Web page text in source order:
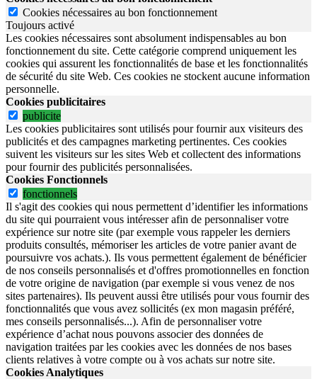
Cookies nécessaires au bon fonctionnement
Toujours activé
Les cookies nécessaires sont absolument indispensables au bon
fonctionnement du site. Cette catégorie comprend uniquement les
cookies qui assurent les fonctionnalités de base et les fonctionnalités
de sécurité du site Web. Ces cookies ne stockent aucune information
personnelle.
Cookies publicitaires
publicite
Les cookies publicitaires sont utilisés pour fournir aux visiteurs des
publicités et des campagnes marketing pertinentes. Ces cookies
suivent les visiteurs sur les sites Web et collectent des informations
pour fournir des publicités personnalisées.
Cookies Fonctionnels
fonctionnels
Il s'agit des cookies qui nous permettent d’identifier les informations
du site qui pourraient vous intéresser afin de personnaliser votre
expérience sur notre site (par exemple vous rappeler les derniers
produits consultés, mémoriser les articles de votre panier avant de
poursuivre vos achats.). Ils vous permettent également de bénéficier
de nos conseils personnalisés et d'offres promotionnelles en fonction
de votre origine de navigation (par exemple si vous venez de nos
sites partenaires). Ils peuvent aussi être utilisés pour vous fournir des
fonctionnalités que vous avez sollicités (ex mon magasin préféré,
mes conseils personnalisés...). Afin de personnaliser votre
expérience d’achat nous pouvons associer des données de
navigation traitées par les cookies avec les données de nos bases
clients relatives à votre compte ou à vos achats sur notre site.
Cookies Analytiques